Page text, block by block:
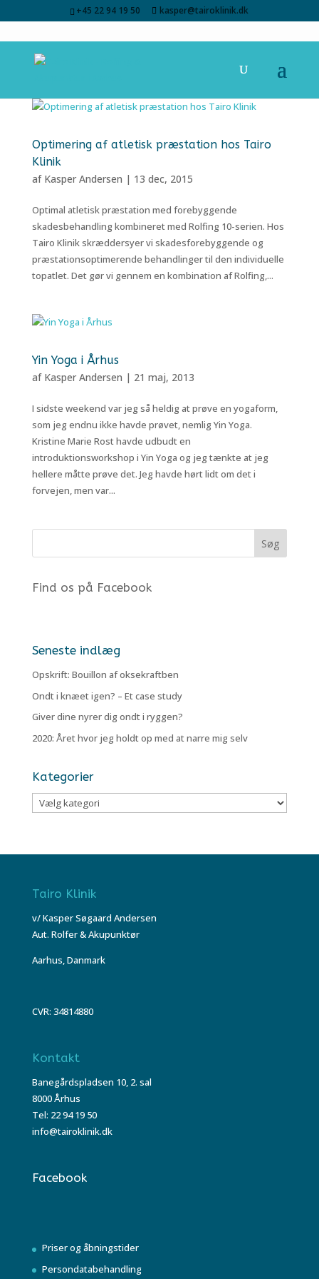
+45 22 94 19 50 kasper@tairoklinik.dk
Optimering af atletisk præstation hos Tairo
Klinik
af Kasper Andersen | 13 dec, 2015
Optimal atletisk præstation med forebyggende
skadesbehandling kombineret med Rolfing 10-serien. Hos
Tairo Klinik skræddersyer vi skadesforebyggende og
præstationsoptimerende behandlinger til den individuelle
topatlet. Det gør vi gennem en kombination af Rolfing,...
Yin Yoga i Århus
af Kasper Andersen | 21 maj, 2013
I sidste weekend var jeg så heldig at prøve en yogaform,
som jeg endnu ikke havde prøvet, nemlig Yin Yoga.
Kristine Marie Rost havde udbudt en
introduktionsworkshop i Yin Yoga og jeg tænkte at jeg
hellere måtte prøve det. Jeg havde hørt lidt om det i
forvejen, men var...
Find os på Facebook
Seneste indlæg
Opskrift: Bouillon af oksekraftben
Ondt i knæet igen? – Et case study
Giver dine nyrer dig ondt i ryggen?
2020: Året hvor jeg holdt op med at narre mig selv
Kategorier
Kategorier
Tairo Klinik
v/ Kasper Søgaard Andersen
Aut. Rolfer & Akupunktør
Aarhus, Danmark
CVR: 34814880
Kontakt
Banegårdspladsen 10, 2. sal
8000 Århus
Tel: 22 94 19 50
info@tairoklinik.dk
Facebook
Priser og åbningstider
Persondatabehandling